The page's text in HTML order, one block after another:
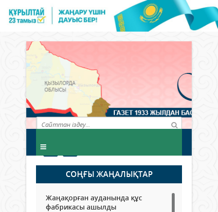
СОҢҒЫ ЖАҢАЛЫҚТАР
Жаңақорған ауданында құс
фабрикасы ашылды